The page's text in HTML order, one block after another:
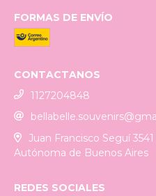
FORMAS DE ENVÍO
CONTACTANOS
1127204848
Juan Francisco Seguí
Autónoma de Buenos Aires
REDES SOCIALES